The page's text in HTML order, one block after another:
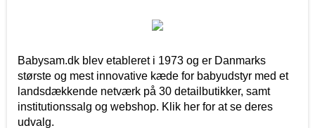
Babysam.dk blev etableret i 1973 og er Danmarks
største og mest innovative kæde for babyudstyr med et
landsdækkende netværk på 30 detailbutikker, samt
institutionssalg og webshop. Klik her for at se deres
udvalg.